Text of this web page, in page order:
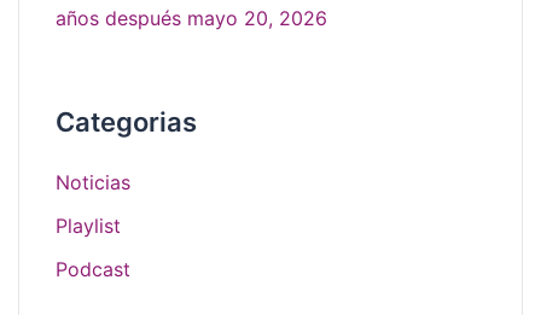
años después mayo 20, 2026
Categorias
Noticias
Playlist
Podcast